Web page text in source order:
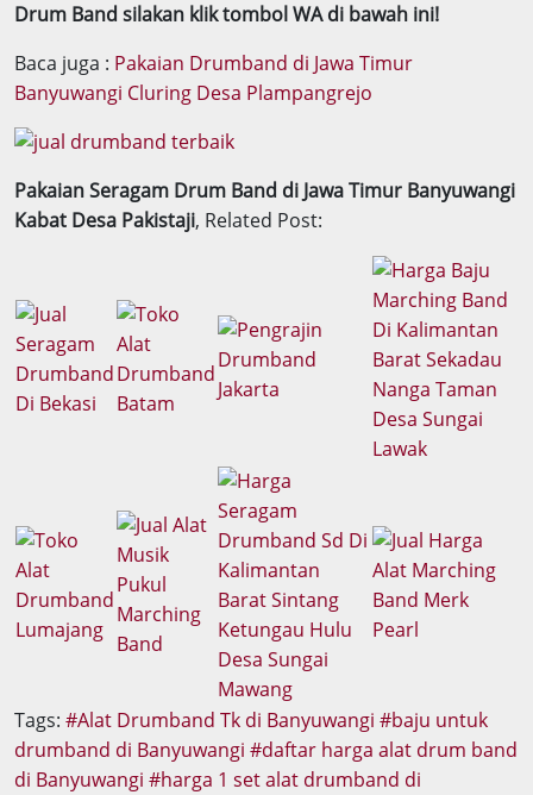
Drum Band silakan klik tombol WA di bawah ini!
Baca juga : Pakaian Drumband di Jawa Timur
Banyuwangi Cluring Desa Plampangrejo
Pakaian Seragam Drum Band di Jawa Timur Banyuwangi
Kabat Desa Pakistaji, Related Post:
Tags: Alat Drumband Tk di Banyuwangi
baju untuk
drumband di Banyuwangi
daftar harga alat drum band
di Banyuwangi
harga 1 set alat drumband di